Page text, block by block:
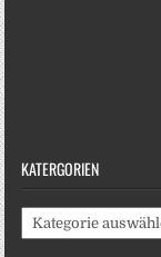
KATERGORIEN
Katergorien